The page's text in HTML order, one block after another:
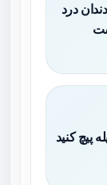
درد
پیچ کنید